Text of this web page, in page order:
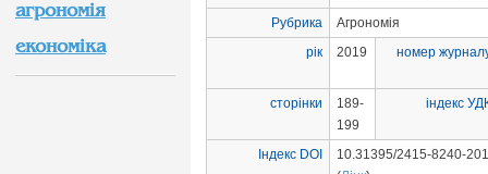
Рубрика
Агрономія
рік
2019 номер
сторінки
189-
199
індекс
Індекс DOI
10.31395/2415-8240-
агрономія
економіка